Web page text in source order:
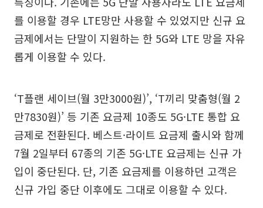
를 이용할 경우 LTE망만 사용할 수 있었지만 신규 요
금제에서는 단말이 지원하는 한 5G와 LTE 망을 자유
롭게 이용할 수 있다.
‘T플랜 세이브(월 3만3000원)’, ‘T끼리 맞춤형(월 2
만7830원)’ 등 기존 요금제 10종도 5G·LTE 통합 요
금제로 전환된다. 베스트·라이트 요금제 출시와 함께
7월 2일부터 67종의 기존 5G·LTE 요금제는 신규 가
입이 중단된다. 단, 기존 요금제를 이용하던 고객은
신규 가입 중단 이후에도 그대로 이용할 수 있다.